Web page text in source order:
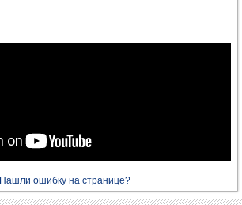
Нашли ошибку на странице?